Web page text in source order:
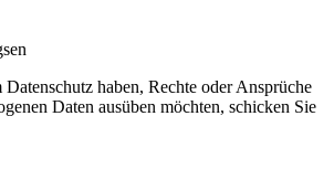
haben, Rechte oder Ansprüche
Daten ausüben möchten, schicken Sie